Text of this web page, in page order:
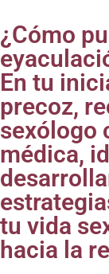
¿Cómo
En tu
precoz,
sexólogo
médica,
tu vida
hacia la